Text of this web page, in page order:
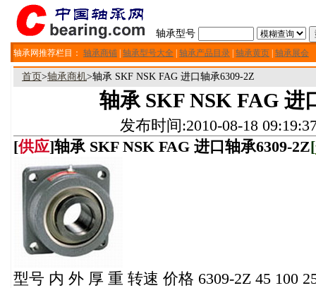
轴承型号
轴承网推荐栏目： 轴承商铺 轴承型号大全 轴承产品目录 轴承黄页 轴承展会
首页>轴承商机>轴承 SKF NSK FAG 进口轴承6309-2Z
轴承 SKF NSK FAG 进
发布时间:2010-08-18
[供应]轴承 SKF NSK FAG 进口轴承6309-2Z[
型号 内 外 厚 重 转速 价格 6309-2Z 45 100